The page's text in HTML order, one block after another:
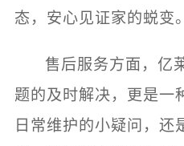
态，安心见证家的蜕变。
售后服务方面，亿
题的及时解决，更是一
日常维护的小疑问，还